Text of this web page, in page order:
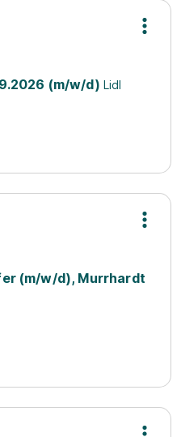
(m/w/d) Lidl
(m/w/d), Murrhardt